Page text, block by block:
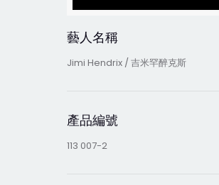
藝人名稱
Jimi Hendrix / 吉米罕醉克斯
產品編號
113 007-2